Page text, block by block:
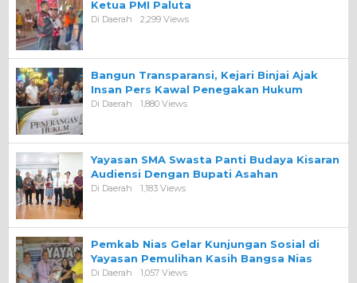
Ketua PMI Paluta
Di Daerah 2,299 Views
Bangun Transparansi, Kejari Binjai Ajak
Insan Pers Kawal Penegakan Hukum
Di Daerah 1,880 Views
Yayasan SMA Swasta Panti Budaya Kisaran
Audiensi Dengan Bupati Asahan
Di Daerah 1,183 Views
Pemkab Nias Gelar Kunjungan Sosial di
Yayasan Pemulihan Kasih Bangsa Nias
Di Daerah 1,057 Views